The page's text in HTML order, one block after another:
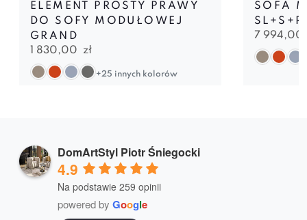
ELEMENT PROSTY PRAWY
DO SOFY MODUŁOWEJ
GRAND
1 830,00 zł
+25 innych kolorów
SOFA
7 994,00
DomArtStyl Piotr Śniegocki
4.9
Na podstawie 259 opinii
powered by Google